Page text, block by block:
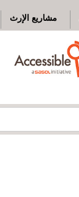
مشاريع الإرث